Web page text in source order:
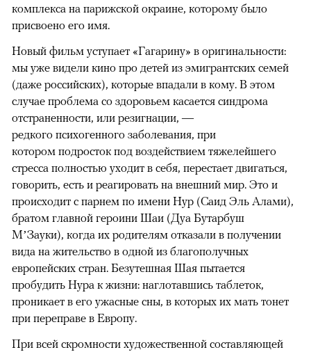
комплекса на парижской окраине, которому было
присвоено его имя.
Новый фильм уступает «Гагарину» в оригинальности:
мы уже видели кино про детей из эмигрантских семей
(даже российских), которые впадали в кому. В этом
случае проблема со здоровьем касается синдрома
отстраненности, или резигнации, —
редкого психогенного заболевания, при
котором подросток под воздействием тяжелейшего
стресса полностью уходит в себя, перестает двигаться,
говорить, есть и реагировать на внешний мир. Это и
происходит с парнем по имени Нур (Саид Эль Алами),
братом главной героини Шаи (Дуа Бутарбуш
М’Зауки), когда их родителям отказали в получении
вида на жительство в одной из благополучных
европейских стран. Безутешная Шая пытается
пробудить Нура к жизни: наглотавшись таблеток,
проникает в его ужасные сны, в которых их мать тонет
при переправе в Европу.
При всей скромности художественной составляющей